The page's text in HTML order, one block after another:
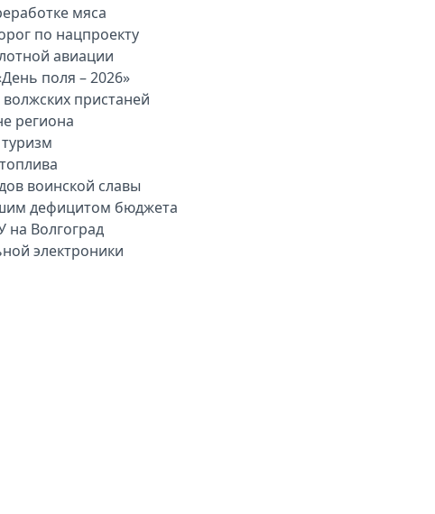
мяса
по нацпроекту
авиации
поля – 2026»
пристаней
региона
воинской славы
дефицитом бюджета
на Волгоград
электроники